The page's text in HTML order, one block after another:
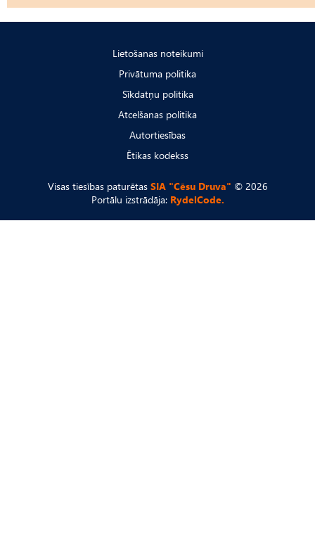
Lietošanas noteikumi
Privātuma politika
Sīkdatņu politika
Atcelšanas politika
Autortiesības
Ētikas kodekss
Visas tiesības paturētas SIA "Cēsu Druva" © 2026
Portālu izstrādāja: RydelCode.